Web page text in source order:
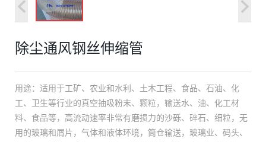
除尘通风钢丝伸缩管
用途：适用于工矿、农业和水利、土木工程、食品、石油、化
工、卫生等行业的真空抽吸粉末、颗粒，输送水、油、化工材
料、食品等，高流动速率非常有磨损力的沙砾、碎石、细粒，无
用的玻璃和屑片，气体和液体环境，筒仓输送，玻璃业、码头、